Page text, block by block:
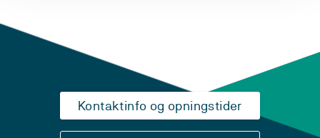
Kontaktinfo og opningstider